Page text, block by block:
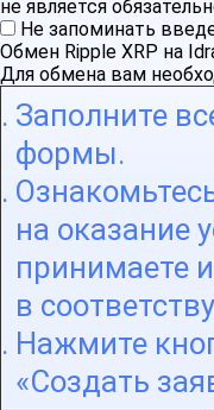
не является
Не запоминать
Обмен Ripple XRP на
Для обмена вам
Заполните
формы.
на оказание
принимаете
в
Нажмите
«Создать